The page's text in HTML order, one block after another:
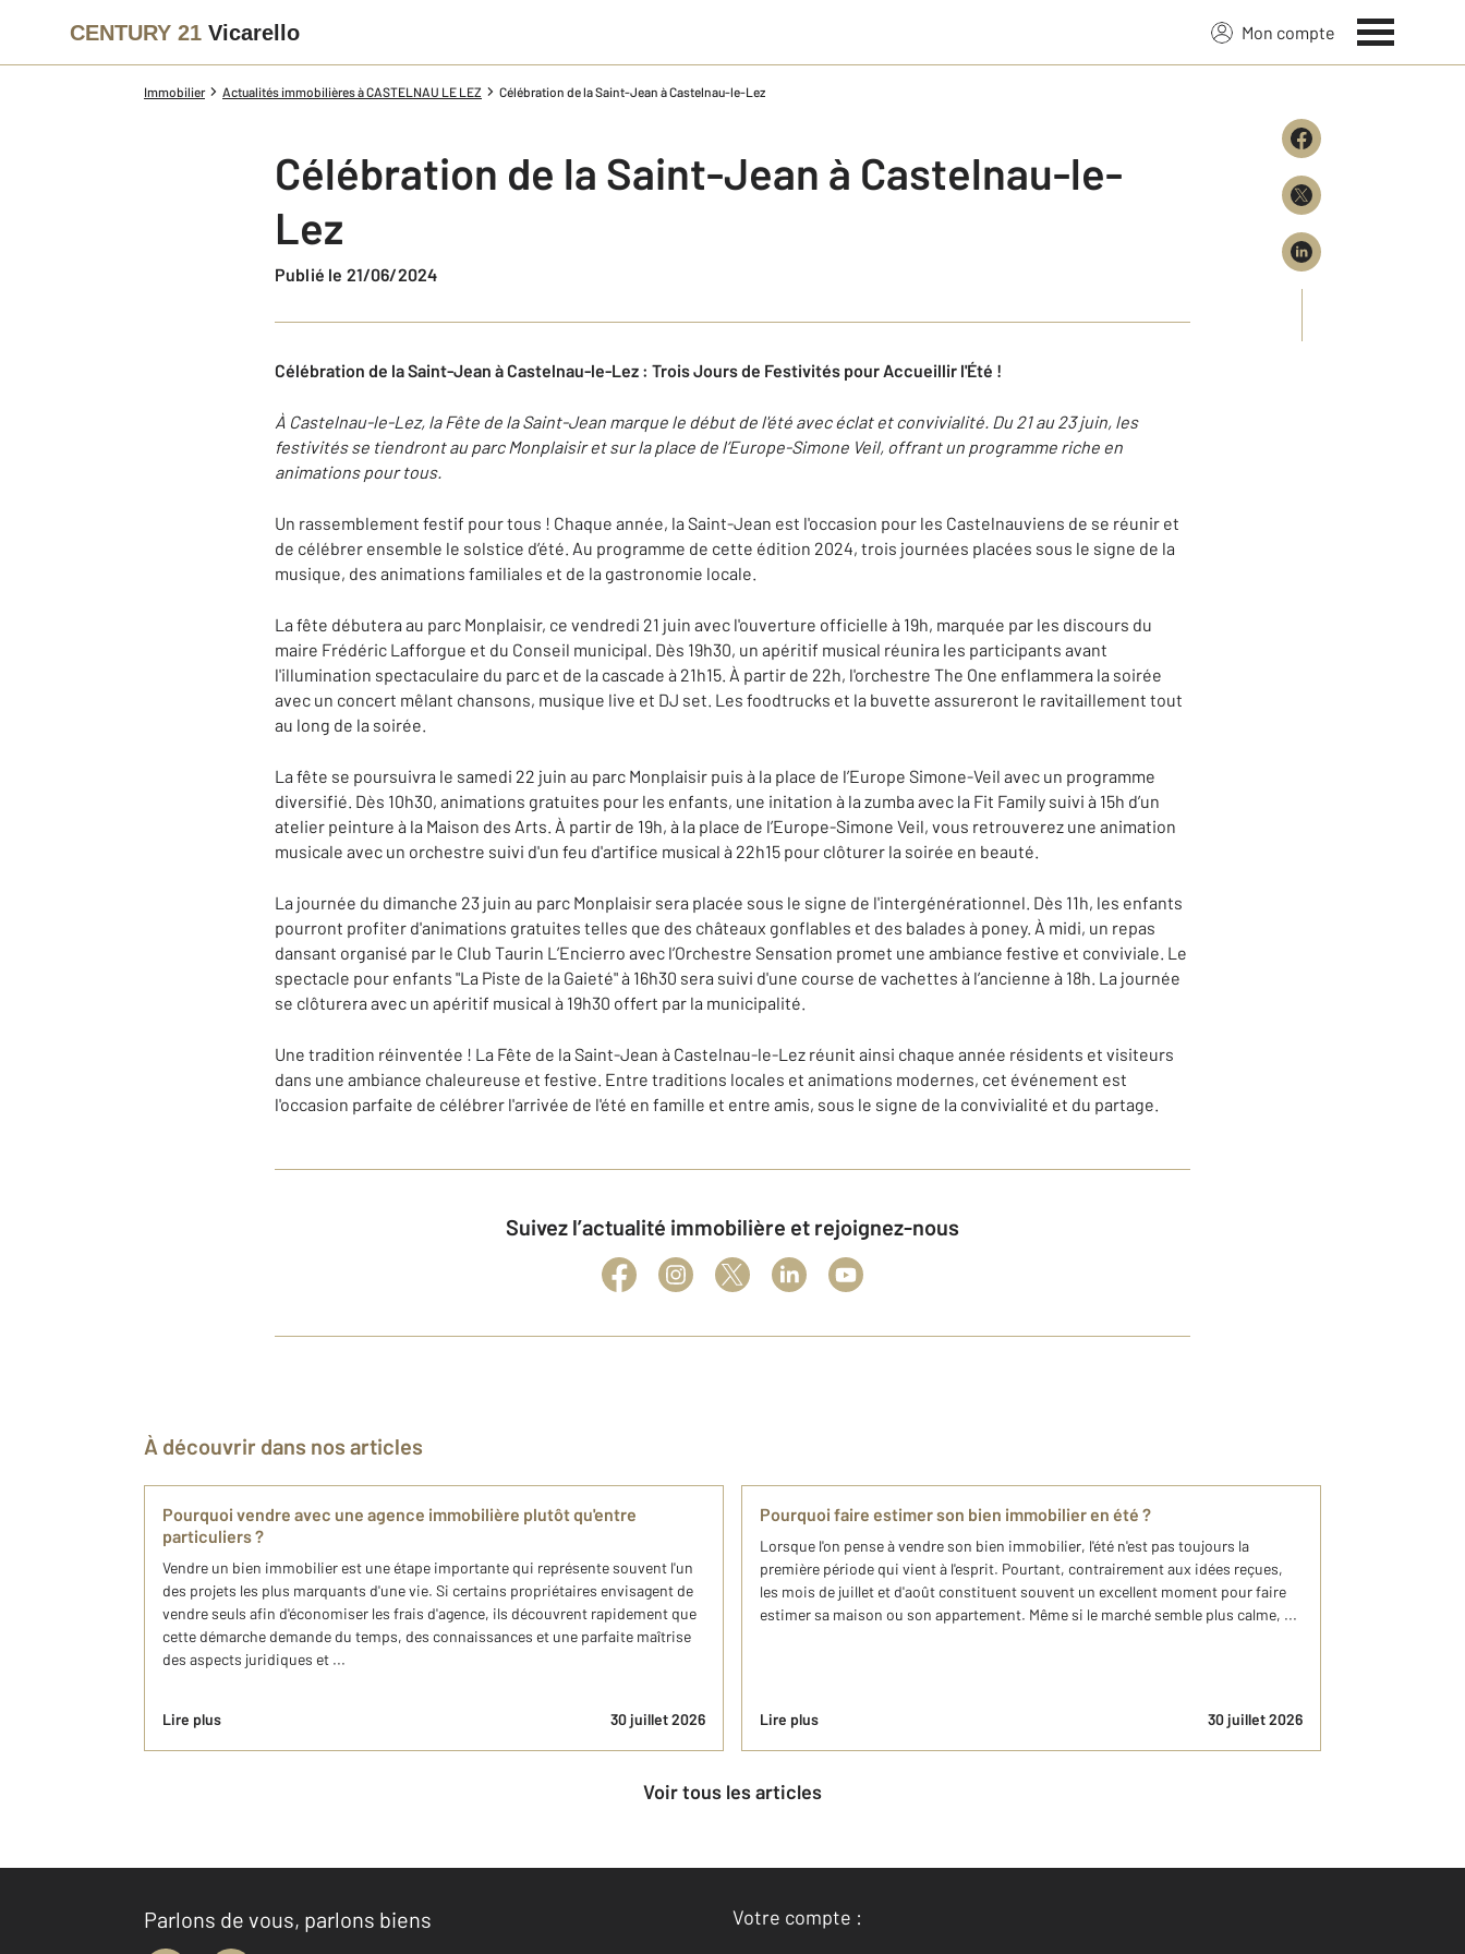
CENTURY 21 Vicarello Mon compte
Immobilier Actualités immobilières à CASTELNAU LE LEZ Célébration de la Saint-Jean à Castelnau-le-Lez
Célébration de la Saint-Jean à Castelnau-le-
Lez
Publié le 21/06/2024
Célébration de la Saint-Jean à Castelnau-le-Lez : Trois Jours de Festivités pour Accueillir l'Été !
À Castelnau-le-Lez, la Fête de la Saint-Jean marque le début de l'été avec éclat et convivialité. Du 21 au 23 juin, les
festivités se tiendront au parc Monplaisir et sur la place de l’Europe-Simone Veil, offrant un programme riche en
animations pour tous.
Un rassemblement festif pour tous ! Chaque année, la Saint-Jean est l'occasion pour les Castelnauviens de se réunir et
de célébrer ensemble le solstice d’été. Au programme de cette édition 2024, trois journées placées sous le signe de la
musique, des animations familiales et de la gastronomie locale.
La fête débutera au parc Monplaisir, ce vendredi 21 juin avec l'ouverture officielle à 19h, marquée par les discours du
maire Frédéric Lafforgue et du Conseil municipal. Dès 19h30, un apéritif musical réunira les participants avant
l'illumination spectaculaire du parc et de la cascade à 21h15. À partir de 22h, l'orchestre The One enflammera la soirée
avec un concert mêlant chansons, musique live et DJ set. Les foodtrucks et la buvette assureront le ravitaillement tout
au long de la soirée.
La fête se poursuivra le samedi 22 juin au parc Monplaisir puis à la place de l’Europe Simone-Veil avec un programme
diversifié. Dès 10h30, animations gratuites pour les enfants, une initation à la zumba avec la Fit Family suivi à 15h d’un
atelier peinture à la Maison des Arts. À partir de 19h, à la place de l’Europe-Simone Veil, vous retrouverez une animation
musicale avec un orchestre suivi d'un feu d'artifice musical à 22h15 pour clôturer la soirée en beauté.
La journée du dimanche 23 juin au parc Monplaisir sera placée sous le signe de l'intergénérationnel. Dès 11h, les enfants
pourront profiter d'animations gratuites telles que des châteaux gonflables et des balades à poney. À midi, un repas
dansant organisé par le Club Taurin L’Encierro avec l’Orchestre Sensation promet une ambiance festive et conviviale. Le
spectacle pour enfants "La Piste de la Gaieté" à 16h30 sera suivi d'une course de vachettes à l’ancienne à 18h. La journée
se clôturera avec un apéritif musical à 19h30 offert par la municipalité.
Une tradition réinventée ! La Fête de la Saint-Jean à Castelnau-le-Lez réunit ainsi chaque année résidents et visiteurs
dans une ambiance chaleureuse et festive. Entre traditions locales et animations modernes, cet événement est
l'occasion parfaite de célébrer l'arrivée de l'été en famille et entre amis, sous le signe de la convivialité et du partage.
Suivez l’actualité immobilière et rejoignez-nous
À découvrir dans nos articles
Pourquoi vendre avec une agence immobilière plutôt qu'entre
particuliers ?
Vendre un bien immobilier est une étape importante qui représente souvent l'un
des projets les plus marquants d'une vie. Si certains propriétaires envisagent de
vendre seuls afin d'économiser les frais d'agence, ils découvrent rapidement que
cette démarche demande du temps, des connaissances et une parfaite maîtrise
des aspects juridiques et ...
Lire plus 30 juillet 2026
Pourquoi faire estimer son bien immobilier en été ?
Lorsque l'on pense à vendre son bien immobilier, l'été n'est pas toujours la
première période qui vient à l'esprit. Pourtant, contrairement aux idées reçues,
les mois de juillet et d'août constituent souvent un excellent moment pour faire
estimer sa maison ou son appartement. Même si le marché semble plus calme, ...
Lire plus 30 juillet 2026
Voir tous les articles
Parlons de vous, parlons biens
Votre compte :